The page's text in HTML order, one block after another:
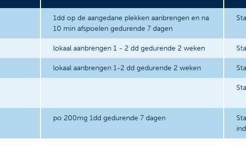
1dd op de aangedane plekken aanbrengen en na
10 min afspoelen gedurende 7 dagen
lokaal aanbrengen 1 - 2 dd gedurende 2 weken
lokaal aanbrengen 1-2 dd gedurende 2 weken
po 200mg 1dd gedurende 7 dagen